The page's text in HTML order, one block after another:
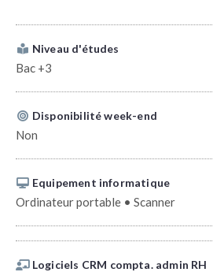
Niveau d'études
Bac +3
Disponibilité week-end
Non
Equipement informatique
Ordinateur portable • Scanner
Logiciels CRM compta. admin RH